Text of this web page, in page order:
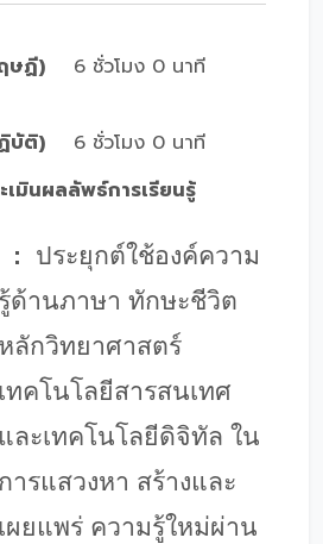
ษฏี) 6 ชั่วโมง 0 นาที
บัติ)
6 ชั่วโมง 0 นาที
เมินผลลัพธ์การเรียนรู้
:
ประยุกต์ใช้องค์ความ
รู้ด้านภาษา ทักษะชีวิต
หลักวิทยาศาสตร์
เทคโนโลยีสารสนเทศ
และเทคโนโลยีดิจิทัล ใน
การแสวงหา สร้างและ
เผยแพร่ ความรู้ใหม่ผ่าน